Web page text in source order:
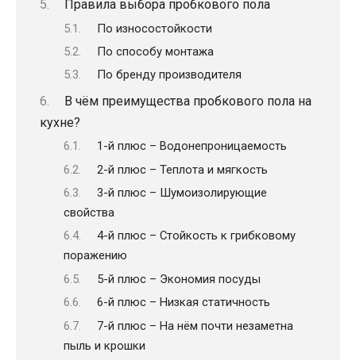
Правила выбора пробкового пола
По износостойкости
По способу монтажа
По бренду производителя
В чём преимущества пробкового пола на
кухне?
1-й плюс – Водонепроницаемость
2-й плюс – Теплота и мягкость
3-й плюс – Шумоизолирующие
свойства
4-й плюс – Стойкость к грибковому
поражению
5-й плюс – Экономия посуды
6-й плюс – Низкая статичность
7-й плюс – На нём почти незаметна
пыль и крошки